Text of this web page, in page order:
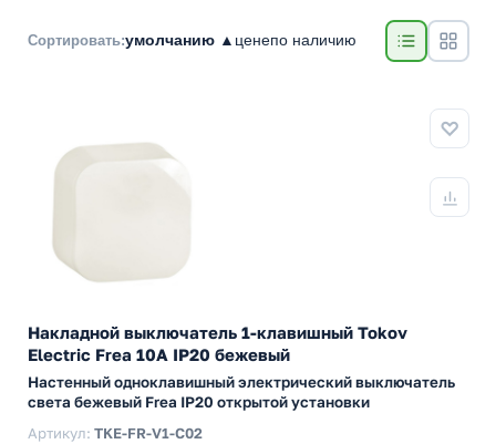
Сортировать:умолчанию ▲ ценепо наличию
Накладной выключатель 1-клавишный Tokov
Electric Frea 10А IP20 бежевый
Настенный одноклавишный электрический выключатель
света бежевый Frea IP20 открытой установки
Артикул: TKE-FR-V1-C02